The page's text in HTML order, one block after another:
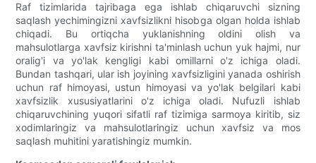
Raf tizimlarida tajribaga ega ishlab chiqaruvchi sizning
saqlash yechimingizni xavfsizlikni hisobga olgan holda ishlab
chiqadi. Bu ortiqcha yuklanishning oldini olish va
mahsulotlarga xavfsiz kirishni ta'minlash uchun yuk hajmi, nur
oralig'i va yo'lak kengligi kabi omillarni o'z ichiga oladi.
Bundan tashqari, ular ish joyining xavfsizligini yanada oshirish
uchun raf himoyasi, ustun himoyasi va yo'lak belgilari kabi
xavfsizlik xususiyatlarini o'z ichiga oladi. Nufuzli ishlab
chiqaruvchining yuqori sifatli raf tizimiga sarmoya kiritib, siz
xodimlaringiz va mahsulotlaringiz uchun xavfsiz va mos
saqlash muhitini yaratishingiz mumkin.